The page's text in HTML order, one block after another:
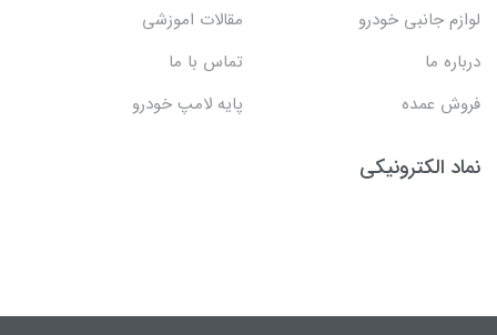
لوازم جانبی خودرو
مقالات اموزشی
درباره ما
تماس با ما
فروش عمده
پایه لامپ خودرو
نماد الکترونیکی